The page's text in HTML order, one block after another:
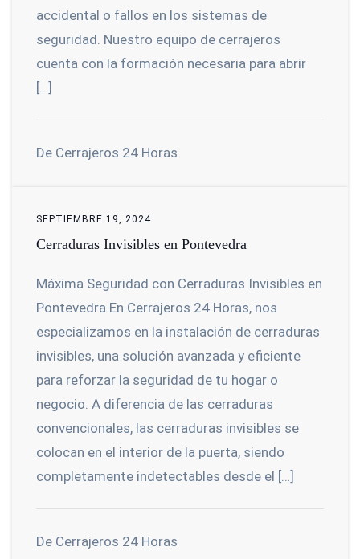
accidental o fallos en los sistemas de
seguridad. Nuestro equipo de cerrajeros
cuenta con la formación necesaria para abrir
[…]
De Cerrajeros 24 Horas
SEPTIEMBRE 19, 2024
Cerraduras Invisibles en Pontevedra
Máxima Seguridad con Cerraduras Invisibles en
Pontevedra En Cerrajeros 24 Horas, nos
especializamos en la instalación de cerraduras
invisibles, una solución avanzada y eficiente
para reforzar la seguridad de tu hogar o
negocio. A diferencia de las cerraduras
convencionales, las cerraduras invisibles se
colocan en el interior de la puerta, siendo
completamente indetectables desde el […]
De Cerrajeros 24 Horas